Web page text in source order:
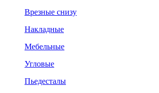
Врезные снизу
Накладные
Мебельные
Угловые
Пьедесталы